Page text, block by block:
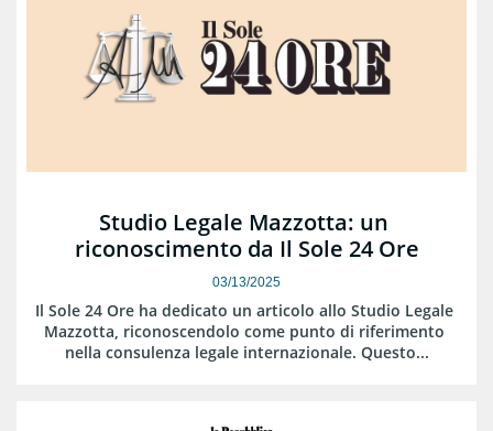
Il Sole 24 Ore ha dedicato un articolo allo Studio Legale
Mazzotta, riconoscendolo come punto di riferimento
nella consulenza legale internazionale. Questo...
03/13/2025
Studio Legale Mazzotta: un
riconoscimento da Il Sole 24 Ore